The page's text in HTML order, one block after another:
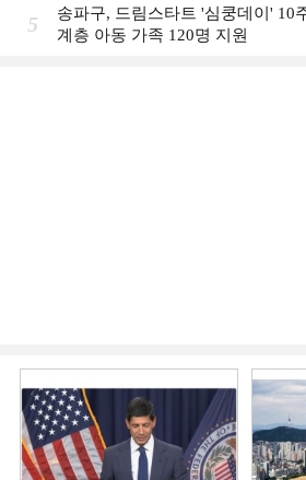
5
송파구, 드림스타트 '심쿵데이' 10
계층 아동 가족 120명 지원